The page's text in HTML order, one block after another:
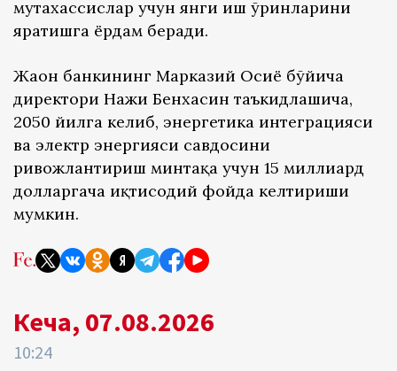
мутахассислар учун янги иш ўринларини
яратишга ёрдам беради.
Жаҳон банкининг Марказий Осиё бўйича
директори Нажи Бенхасин таъкидлашича,
2050 йилга келиб, энергетика интеграцияси
ва электр энергияси савдосини
ривожлантириш минтақа учун 15 миллиард
долларгача иқтисодий фойда келтириши
мумкин.
Кеча, 07.08.2026
10:24